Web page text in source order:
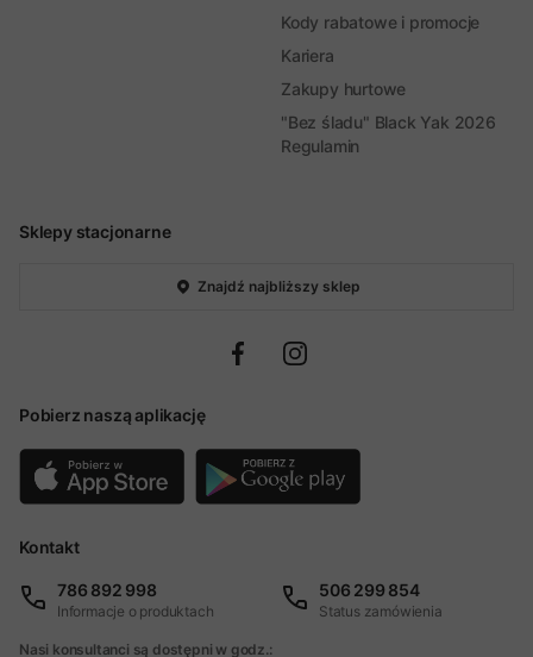
Sklepy stacjonarne
Znajdź najbliższy sklep
Pobierz naszą aplikację
Kody rabatowe i promocje
Kariera
Zakupy hurtowe
"Bez śladu" Black Yak 2026
Regulamin
Kontakt
786 892 998
Informacje o produktach
506 299 854
Status zamówienia
Nasi konsultanci są dostępni w godz.: